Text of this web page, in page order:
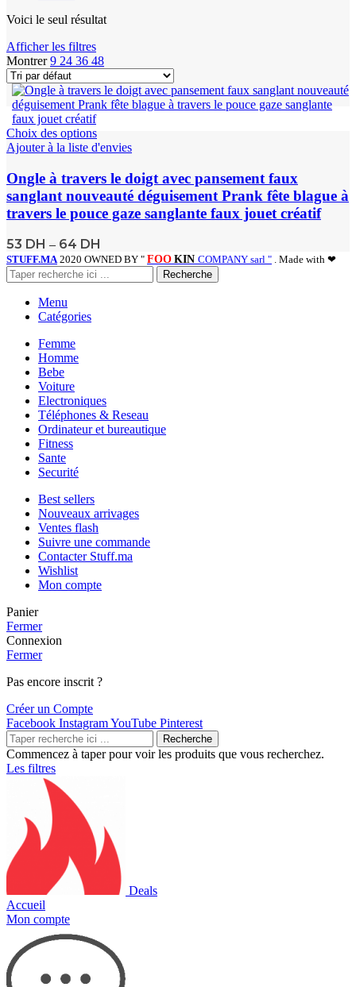
Voici le seul résultat
Afficher les filtres
Montrer9 24 36 48
Choix des options
Ajouter à la liste d'envies
Ongle à travers le doigt avec pansement faux
sanglant nouveauté déguisement Prank fête blague à
travers le pouce gaze sanglante faux jouet créatif
53 DH – 64 DH
STUFF.MA 2020 OWNED BY " FOO KIN COMPANY sarl " . Made with ❤
Recherche
Menu
Catégories
Femme
Homme
Bebe
Voiture
Electroniques
Téléphones & Reseau
Ordinateur et bureautique
Fitness
Sante
Securité
Best sellers
Nouveaux arrivages
Ventes flash
Suivre une commande
Contacter Stuff.ma
Wishlist
Mon compte
Panier
Fermer
Connexion
Fermer
Pas encore inscrit ?
Créer un Compte
Facebook InstagramYouTube Pinterest
Recherche
Commencez à taper pour voir les produits que vous recherchez.
Les filtres
Deals
Accueil
Mon compte